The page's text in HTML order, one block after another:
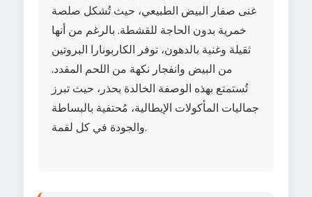
غنى صفار البيض الطبيعي، حيث تُشكل صلصة
خمرية بدون الحاجة للقشطة. بالرغم من أنها
ثقيلة وغنية بالدهون، توفر الكاربونارا البروتين
من البيض وانفجار نكهة من اللحم المقدد.
تُستمتع بهذه الوصفة الخالدة بحذر، حيث تبرز
جماليات المأكولات الإيطالية، مُحتفية بالبساطة
والجودة في كل لقمة.